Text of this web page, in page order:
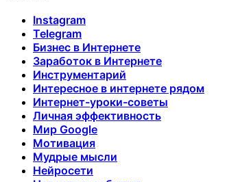
Instagram
Telegram
Бизнес в Интернете
Заработок в Интернете
Инструментарий
Интересное в интернете рядом
Интернет-уроки-советы
Личная эффективность
Мир Google
Мотивация
Мудрые мысли
Нейросети